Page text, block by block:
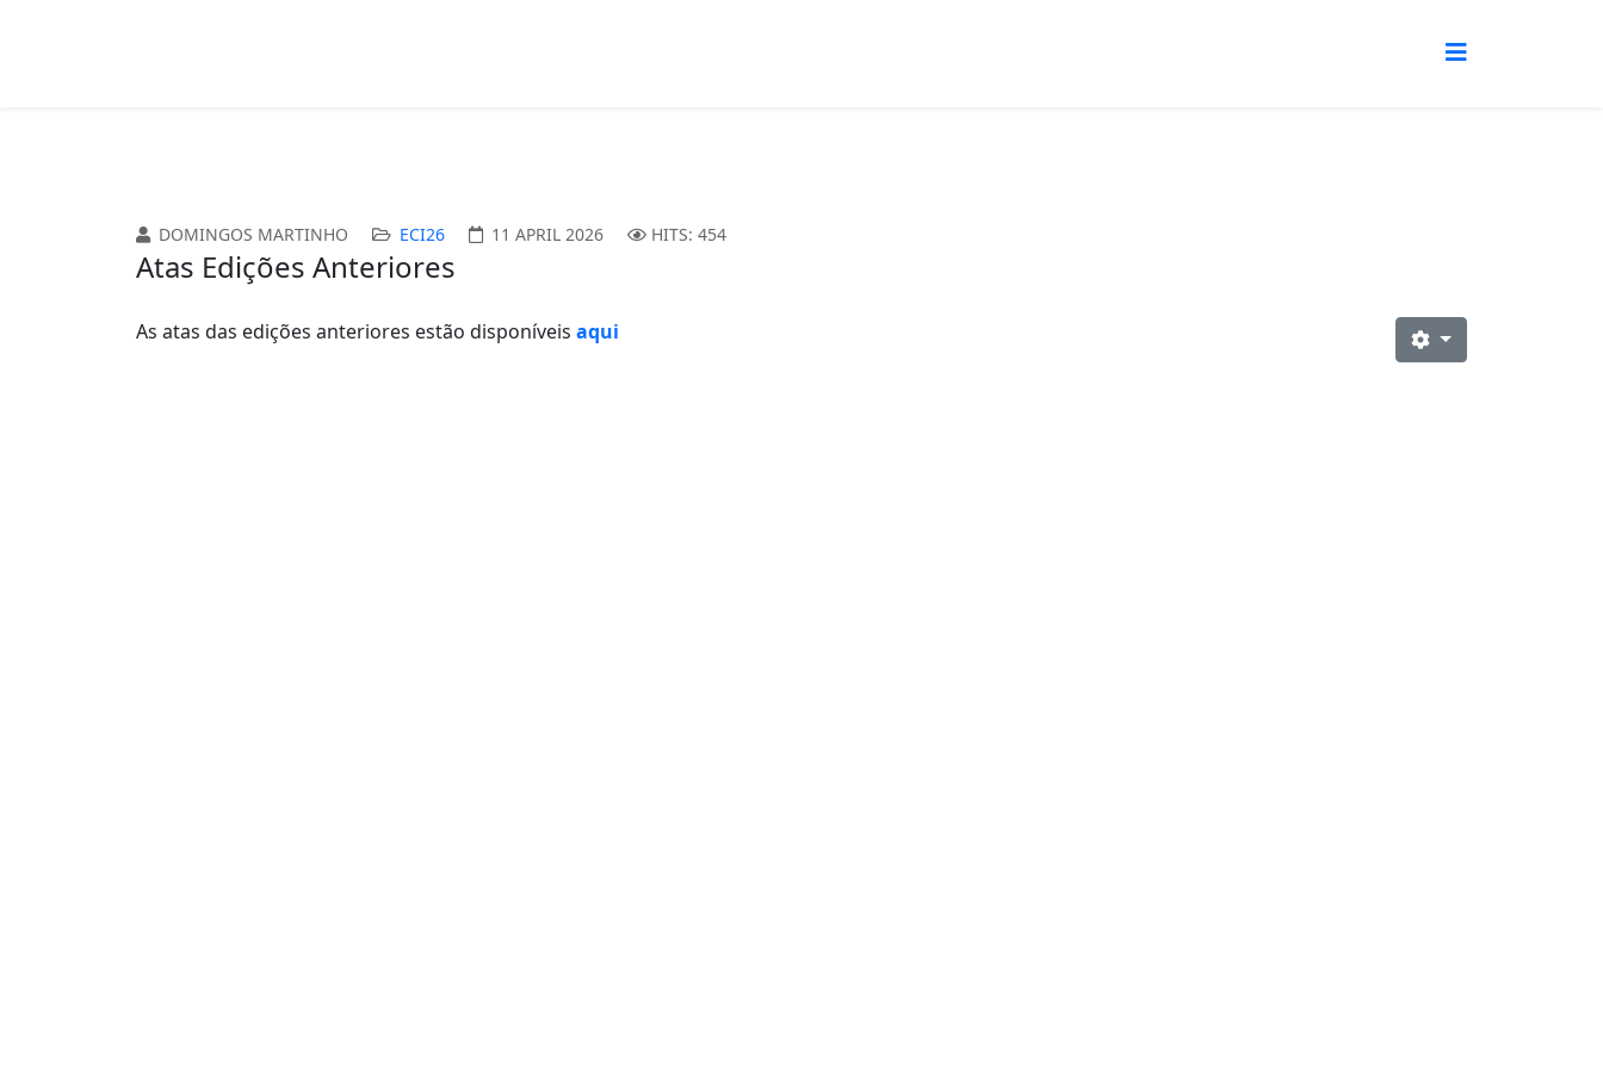
DOMINGOS MARTINHO ECI26 11 APRIL 2026 HITS: 454
Atas Edições Anteriores
As atas das edições anteriores estão disponíveis aqui